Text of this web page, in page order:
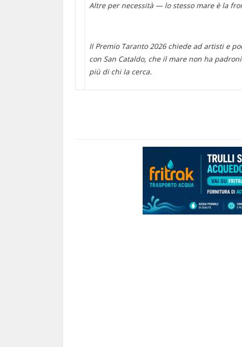
Altre per necessità — lo stesso mare è la
Il Premio Taranto 2026 chiede ad artisti e
con San Cataldo, che il mare non ha
più di chi la cerca.